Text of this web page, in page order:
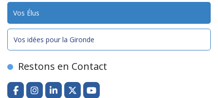
Vos Élus
Vos idées pour la Gironde
Restons en Contact